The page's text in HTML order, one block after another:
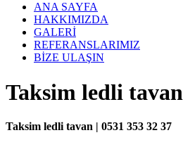
ANA SAYFA
HAKKIMIZDA
GALERİ
REFERANSLARIMIZ
BİZE ULAŞIN
Taksim ledli tavan
Taksim ledli tavan | 0531 353 32 37